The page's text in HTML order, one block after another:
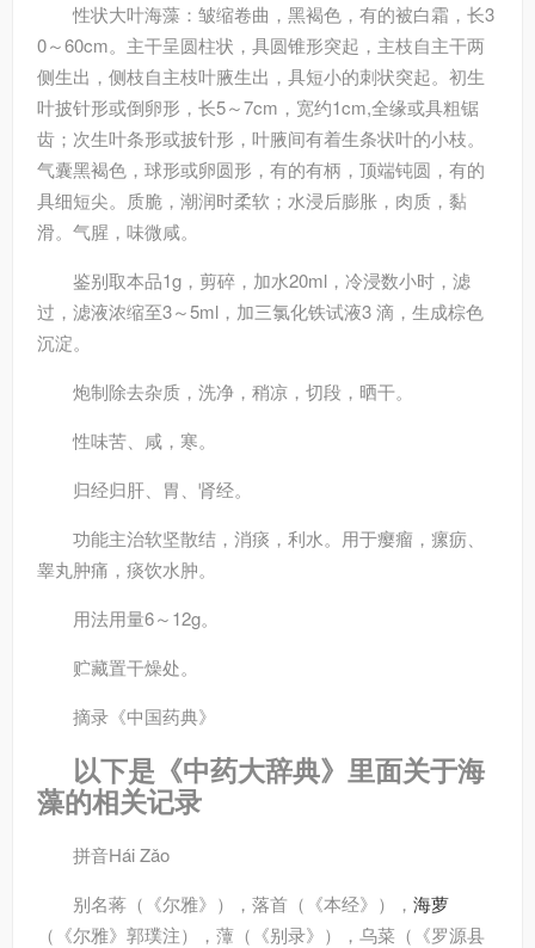
性状大叶海藻：皱缩卷曲，黑褐色，有的被白霜，长3
0～60cm。主干呈圆柱状，具圆锥形突起，主枝自主干两
侧生出，侧枝自主枝叶腋生出，具短小的刺状突起。初生
叶披针形或倒卵形，长5～7cm，宽约1cm,全缘或具粗锯
齿；次生叶条形或披针形，叶腋间有着生条状叶的小枝。
气囊黑褐色，球形或卵圆形，有的有柄，顶端钝圆，有的
具细短尖。质脆，潮润时柔软；水浸后膨胀，肉质，黏
滑。气腥，味微咸。
鉴别取本品1g，剪碎，加水20ml，冷浸数小时，滤
过，滤液浓缩至3～5ml，加三氯化铁试液3 滴，生成棕色
沉淀。
炮制除去杂质，洗净，稍凉，切段，晒干。
性味苦、咸，寒。
归经归肝、胃、肾经。
功能主治软坚散结，消痰，利水。用于瘿瘤，瘰疬、
睾丸肿痛，痰饮水肿。
用法用量6～12g。
贮藏置干燥处。
摘录 《中国药典》
以下是《中药大辞典》里面关于海
藻的相关记录
拼音Hái Zǎo
别名蒋（《尔雅》），落首（《本经》）， 海萝
（《尔雅》郭璞注），藫（《别录》），乌菜（《罗源县